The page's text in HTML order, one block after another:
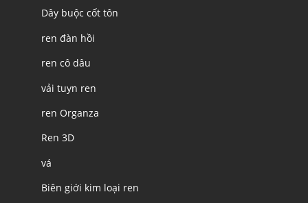
Dây buộc cốt tôn
ren đàn hồi
ren cô dâu
vải tuyn ren
ren Organza
Ren 3D
vá
Biên giới kim loại ren